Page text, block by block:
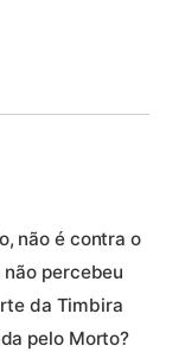
não é contra o
percebeu
da Timbira
pelo Morto?